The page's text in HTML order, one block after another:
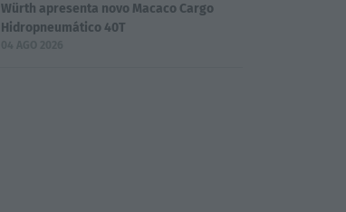
Würth apresenta novo Macaco Cargo
Hidropneumático 40T